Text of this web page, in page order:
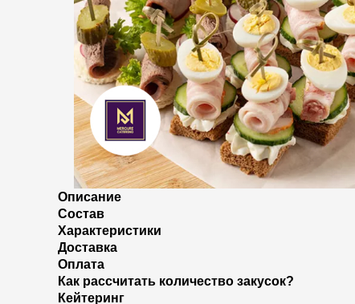
Описание
Состав
Характеристики
Доставка
Оплата
Как рассчитать количество закусок?
Кейтеринг